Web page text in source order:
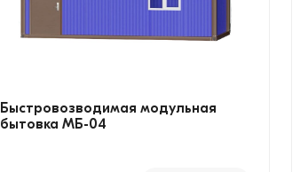
Быстровозводимая модульная
бытовка МБ-04